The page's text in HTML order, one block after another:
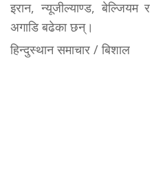
इरान, न्यूजील्याण्ड,
अगाडि बढेका छन्।
हिन्दुस्थान समाचार / बिशाल